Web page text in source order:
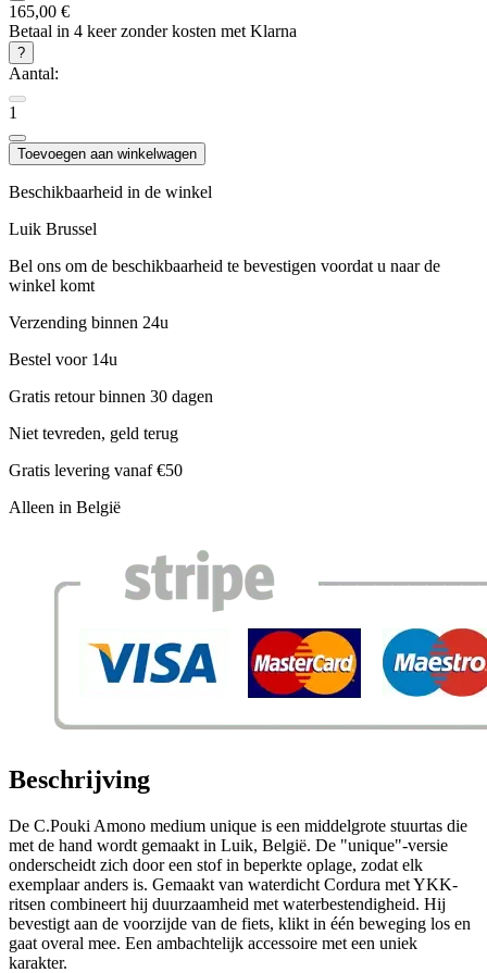
165,00 €
Betaal in 4 keer zonder kosten met Klarna
?
Aantal:
1
Toevoegen aan winkelwagen
Beschikbaarheid in de winkel
Luik Brussel
Bel ons om de beschikbaarheid te bevestigen voordat u naar de
winkel komt
Verzending binnen 24u
Bestel voor 14u
Gratis retour binnen 30 dagen
Niet tevreden, geld terug
Gratis levering vanaf €50
Alleen in België
Beschrijving
De C.Pouki Amono medium unique is een middelgrote stuurtas die
met de hand wordt gemaakt in Luik, België. De "unique"-versie
onderscheidt zich door een stof in beperkte oplage, zodat elk
exemplaar anders is. Gemaakt van waterdicht Cordura met YKK-
ritsen combineert hij duurzaamheid met waterbestendigheid. Hij
bevestigt aan de voorzijde van de fiets, klikt in één beweging los en
gaat overal mee. Een ambachtelijk accessoire met een uniek
karakter.